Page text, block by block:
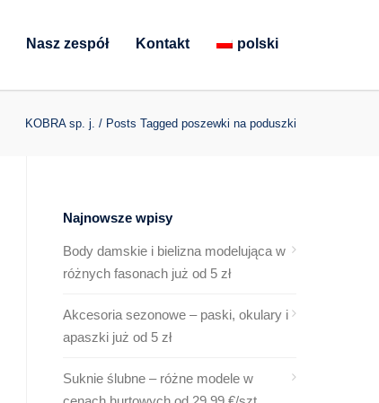
Nasz zespół Kontakt polski
KOBRA sp. j. / Posts Tagged poszewki na poduszki
Najnowsze wpisy
Body damskie i bielizna modelująca w
różnych fasonach już od 5 zł
Akcesoria sezonowe – paski, okulary i
apaszki już od 5 zł
Suknie ślubne – różne modele w